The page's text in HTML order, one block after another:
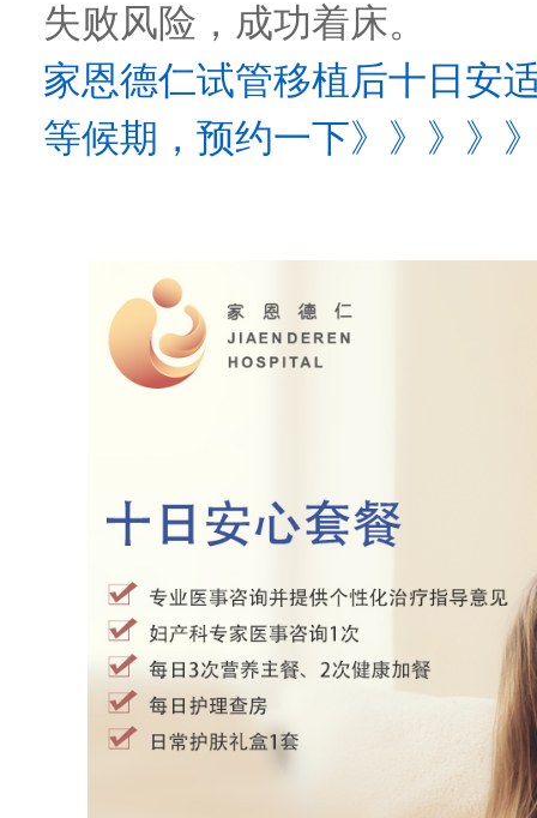
失败风险，成功着床。
家恩德仁试管移植后十日安
等候期，预约一下》》》》